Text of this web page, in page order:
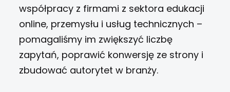
współpracy z firmami z sektora edukacji
online, przemysłu i usług technicznych –
pomagaliśmy im zwiększyć liczbę
zapytań, poprawić konwersję ze strony i
zbudować autorytet w branży.